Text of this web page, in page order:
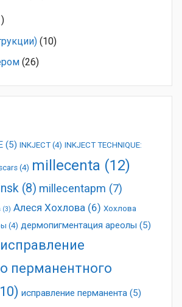
(10)
(26)
(5) INKJECT (4) INKJECT TECHNIQUE:
(4) millecenta (12)
(8) millecentapm (7)
(3) Алеся Хохлова (6) Хохлова
(4) дермопигментация ареолы (5)
исправление
перманентного
исправление перманента (5)